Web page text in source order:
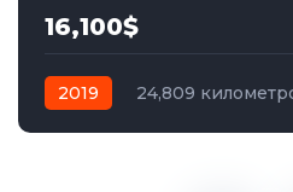
16,100$
2019 24,809